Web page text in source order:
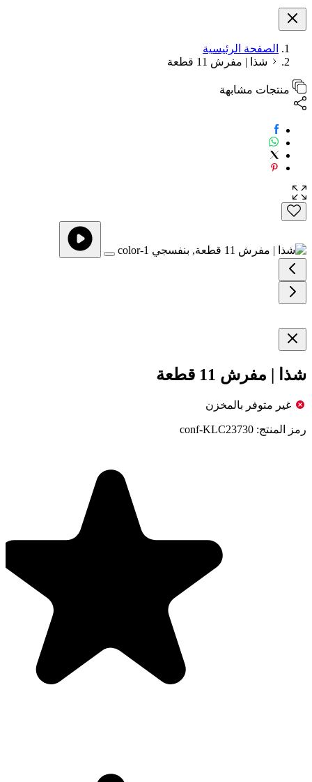
الصفحة الرئيسية
شذا | مفرش 11 قطعة
منتجات مشابهة
شذا | مفرش 11 قطعة
غير متوفر بالمخزن
رمز المنتج: conf-KLC23730